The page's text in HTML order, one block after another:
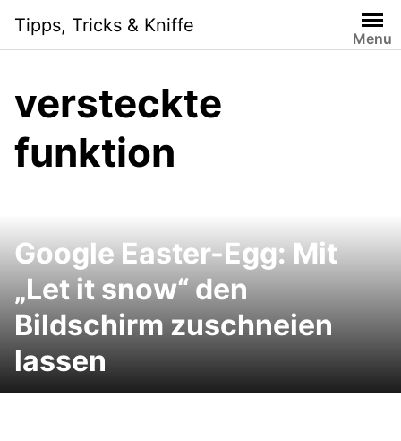
content
Tipps, Tricks & Kniffe
Menu
versteckte
funktion
Google Easter-Egg: Mit
„Let it snow“ den
Bildschirm zuschneien
lassen